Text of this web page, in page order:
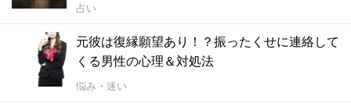
占い
元彼は復縁願望あり！？振ったくせに連絡して
くる男性の心理＆対処法
悩み・迷い